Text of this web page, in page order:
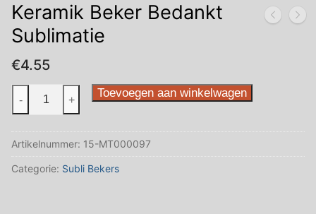
Keramik Beker Bedankt
Sublimatie
€4.55
Keramik
Beker
Sublimatie
aantal
- + Toevoegen aan winkelwagen
Artikelnummer: 15-MT000097
Categorie: Subli Bekers